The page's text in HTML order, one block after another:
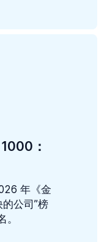
：
年《金
公司”榜